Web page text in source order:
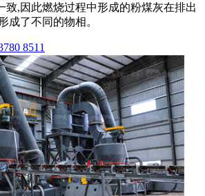
致,因此燃烧过程中形成的粉煤灰在排出
成了不同的物相。
8511